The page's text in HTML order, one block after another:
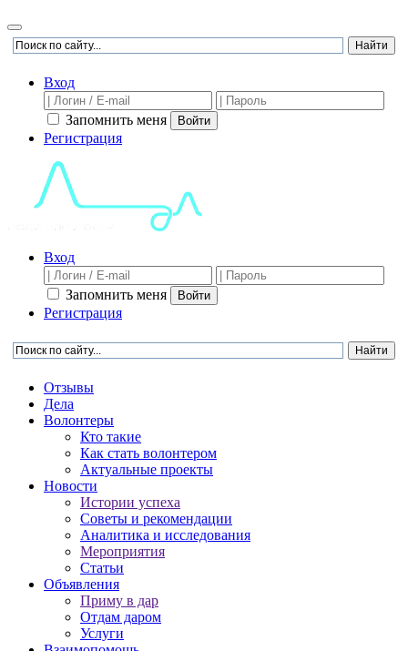
Вход
Запомнить меня Войти
Регистрация
Вход
Запомнить меня Войти
Регистрация
Отзывы
Дела
Волонтеры
Кто такие
Как стать волонтером
Актуальные проекты
Новости
Истории успеха
Советы и рекомендации
Аналитика и исследования
Мероприятия
Статьи
Объявления
Приму в дар
Отдам даром
Услуги